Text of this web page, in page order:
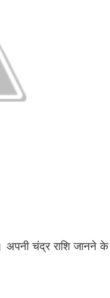
अपनी चंद्र राशि जानने के